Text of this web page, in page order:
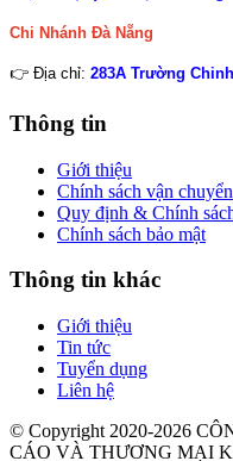
Chi Nhánh Đà Nẵng
👉 Địa chỉ: 283A Trường
Thông tin
Giới thiệu
Chính sách vận chuyển
Quy định & Chính
Chính sách bảo mật
Thông tin khác
Giới thiệu
Tin tức
Tuyển dụng
Liên hệ
© Copyright 2020-2026
CÁO VÀ THƯƠNG MẠI